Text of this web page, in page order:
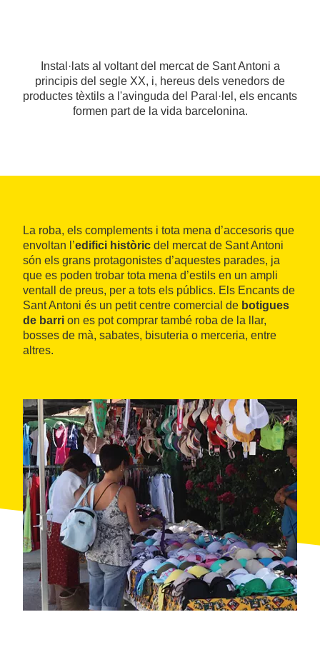
Instal·lats al voltant del mercat de Sant Antoni a
principis del segle XX, i, hereus dels venedors de
productes tèxtils a l'avinguda del Paral·lel, els encants
formen part de la vida barcelonina.
La roba, els complements i tota mena d’accesoris que
envoltan l’edifici històric del mercat de Sant Antoni
són els grans protagonistes d’aquestes parades, ja
que es poden trobar tota mena d’estils en un ampli
ventall de preus, per a tots els públics. Els Encants de
Sant Antoni és un petit centre comercial de botigues
de barri on es pot comprar també roba de la llar,
bosses de mà, sabates, bisuteria o merceria, entre
altres.